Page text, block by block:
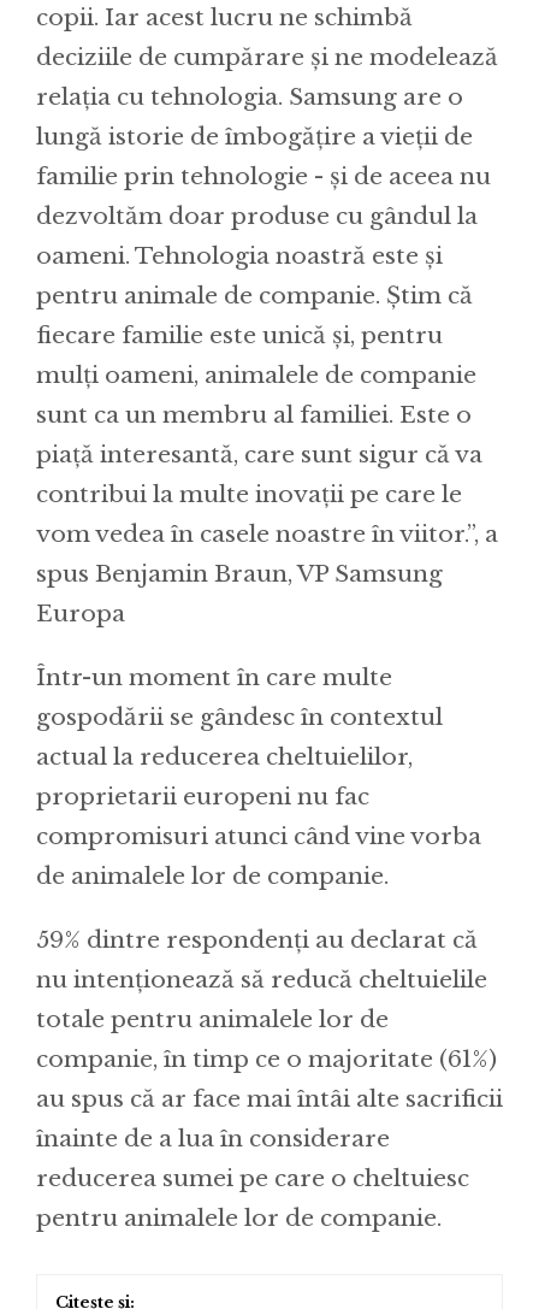
copii. Iar acest lucru ne schimbă
deciziile de cumpărare și ne modelează
relația cu tehnologia. Samsung are o
lungă istorie de îmbogățire a vieții de
familie prin tehnologie - și de aceea nu
dezvoltăm doar produse cu gândul la
oameni. Tehnologia noastră este și
pentru animale de companie. Știm că
fiecare familie este unică și, pentru
mulți oameni, animalele de companie
sunt ca un membru al familiei. Este o
piață interesantă, care sunt sigur că va
contribui la multe inovații pe care le
vom vedea în casele noastre în viitor.”, a
spus Benjamin Braun, VP Samsung
Europa
Într-un moment în care multe
gospodării se gândesc în contextul
actual la reducerea cheltuielilor,
proprietarii europeni nu fac
compromisuri atunci când vine vorba
de animalele lor de companie.
59% dintre respondenți au declarat că
nu intenționează să reducă cheltuielile
totale pentru animalele lor de
companie, în timp ce o majoritate (61%)
au spus că ar face mai întâi alte sacrificii
înainte de a lua în considerare
reducerea sumei pe care o cheltuiesc
pentru animalele lor de companie.